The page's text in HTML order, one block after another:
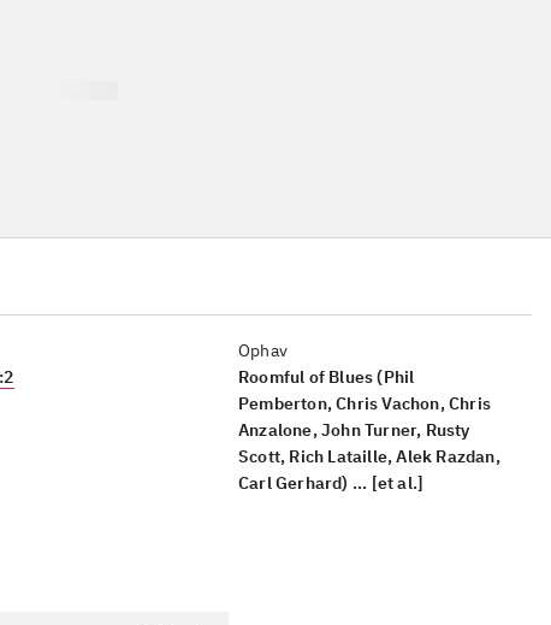
Ophav
Roomful of Blues (Phil
Pemberton, Chris Vachon, Chris
Anzalone, John Turner, Rusty
Scott, Rich Lataille, Alek Razdan,
Carl Gerhard) ... [et al.]